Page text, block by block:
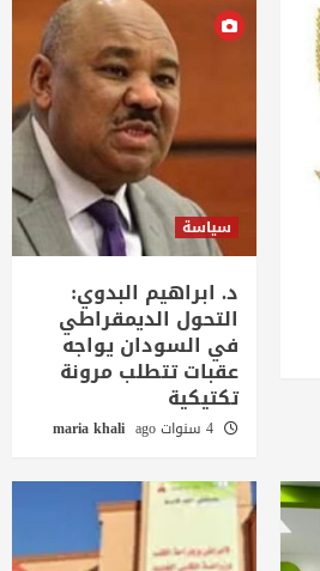
سياسة
د. ابراهيم البدوي:
التحول الديمقراطي
في السودان يواجه
عقبات تتطلب مرونة
تكتيكية
4 سنوات ago maria khali